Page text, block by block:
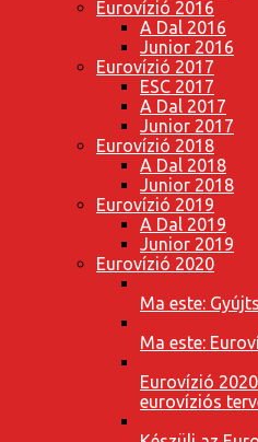
Eurovízió 2016
A Dal 2016
Junior 2016
Eurovízió 2017
ESC 2017
A Dal 2017
Junior 2017
Eurovízió 2018
A Dal 2018
Junior 2018
Eurovízió 2019
A Dal 2019
Junior 2019
Eurovízió 2020
Ma este:
Ma este:
Eurovízió
eurovíziós